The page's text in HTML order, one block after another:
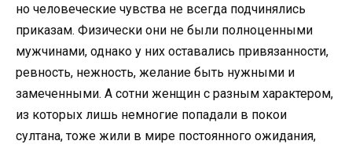
но человеческие чувства не всегда подчинялись
приказам. Физически они не были полноценными
мужчинами, однако у них оставались привязанности,
ревность, нежность, желание быть нужными и
замеченными. А сотни женщин с разным характером,
из которых лишь немногие попадали в покои
султана, тоже жили в мире постоянного ожидания,